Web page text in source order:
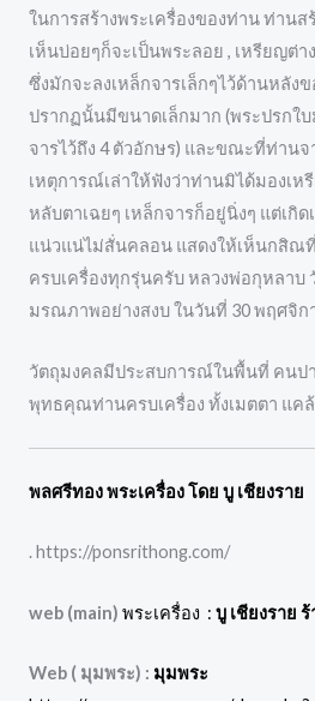
ในการสร้างพระเครื่องของท่าน ท่าน
เห็นบ่อยๆก็จะเป็นพระลอย , เหรียญต่า
ซึ่งมักจะลงเหล็กจารเล็กๆไว้ด้านหลัง
ปรากฏนั้นมีขนาดเล็กมาก (พระปรกใ
จารไว้ถึง 4 ตัวอักษร) และขณะที่ท่าน
เหตุการณ์เล่าให้ฟังว่าท่านมิได้มองเ
หลับตาเฉยๆ เหล็กจารก็อยู่นิ่งๆ แต่เกิ
แน่วแน่ไม่สั่นคลอน แสดงให้เห็นกสิ
ครบเครื่องทุกรุ่นครับ หลวงพ่อกุหลา
มรณภาพอย่างสงบ ในวันที่ 30 พฤศจิก
วัตถุมงคลมีประสบการณ์ในพื้นที่ คนป
พุทธคุณท่านครบเครื่อง ทั้งเมตตา แค
พลศรีทอง พระเครื่อง โดย บู เชียงราย
. https://ponsrithong.com/
web (main) พระเครื่อง : บู เชียงราย
Web ( มุมพระ) : มุมพระ